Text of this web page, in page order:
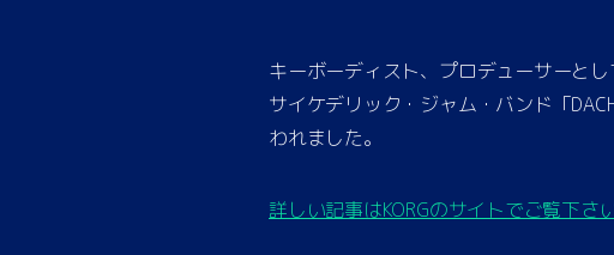
キーボーディスト、プロデューサーと
サイケデリック・ジャム・バンド「
われました。
詳しい記事はKORGのサイトでご覧下さ